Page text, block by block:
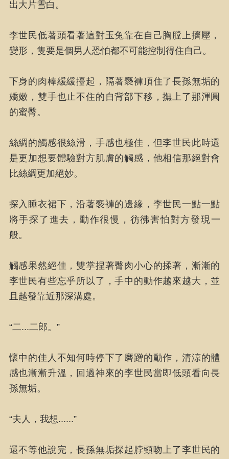
出大片雪白。
李世民低著頭看著這對玉兔靠在自己胸膛上擠壓，
變形，隻要是個男人恐怕都不可能控制得住自己。
下身的肉棒緩緩擡起，隔著褻褲頂住了長孫無垢的
嬌嫩，雙手也止不住的自背部下移，撫上了那渾圓
的蜜臀。
絲綢的觸感很絲滑，手感也極佳，但李世民此時還
是更加想要體驗對方肌膚的觸感，他相信那絕對會
比絲綢更加絕妙。
探入睡衣裙下，沿著褻褲的邊緣，李世民一點一點
將手探了進去，動作很慢，彷彿害怕對方發現一
般。
觸感果然絕佳，雙掌捏著臀肉小心的揉著，漸漸的
李世民有些忘乎所以了，手中的動作越來越大，並
且越發靠近那深溝處。
“二...二郎。”
懷中的佳人不知何時停下了磨蹭的動作，清涼的體
感也漸漸升溫，回過神來的李世民當即低頭看向長
孫無垢。
“夫人，我想......”
還不等他說完，長孫無垢探起脖頸吻上了李世民的